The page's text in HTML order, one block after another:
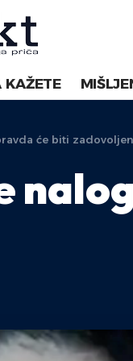
KAŽETE
će biti